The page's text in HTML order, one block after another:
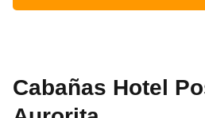
Cabañas Hotel